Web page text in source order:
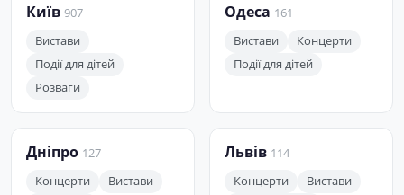
Київ 907
Вистави
Події для дітей
Розваги
Одеса 161
Вистави
Концерти
Події для дітей
Дніпро 127
Концерти
Вистави
Львів 114
Концерти
Вистави